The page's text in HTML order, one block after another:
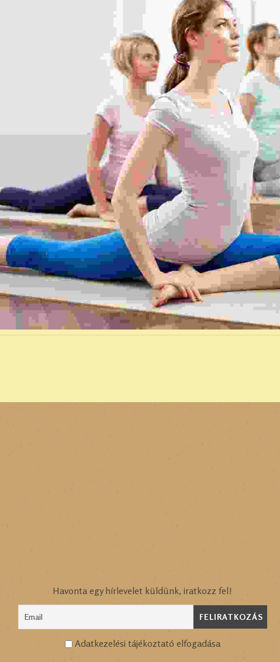
Havonta egy hírlevelet küldünk, iratkozz fel!
Adatkezelési tájékoztató elfogadása